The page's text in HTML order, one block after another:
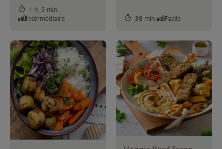
1 h. 5 min.
Intérmédiaire
38 min. Facile